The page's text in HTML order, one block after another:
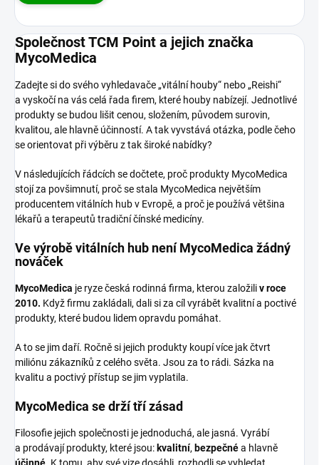
Společnost TCM Point a jejich značka
MycoMedica
Zadejte si do svého vyhledavače „vitální houby“ nebo „Reishi“
a vyskočí na vás celá řada firem, které houby nabízejí. Jednotlivé
produkty se budou lišit cenou, složením, původem surovin,
kvalitou, ale hlavně účinností. A tak vyvstává otázka, podle čeho
se orientovat při výběru z tak široké nabídky?
V následujících řádcích se dočtete, proč produkty MycoMedica
stojí za povšimnutí, proč se stala MycoMedica největším
producentem vitálních hub v Evropě, a proč je používá většina
lékařů a terapeutů tradiční čínské medicíny.
Ve výrobě vitálních hub není MycoMedica žádný
nováček
MycoMedica je ryze česká rodinná firma, kterou založiliv roce
2010. Když firmu zakládali, dali si za cíl vyrábět kvalitní a poctivé
produkty, které budou lidem opravdu pomáhat.
A to se jim daří. Ročně si jejich produkty koupí více jak čtvrt
miliónu zákazníků z celého světa. Jsou za to rádi. Sázka na
kvalitu a poctivý přístup se jim vyplatila.
MycoMedica se drží tří zásad
Filosofie jejich společnosti je jednoduchá, ale jasná. Vyrábí
a prodávají produkty, které jsou: kvalitní, bezpečnéa hlavně